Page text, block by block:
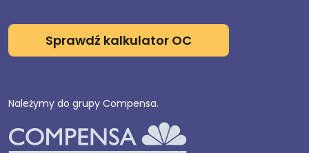
Sprawdź kalkulator OC
Należymy do grupy Compensa.